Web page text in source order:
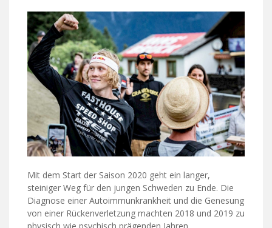
Mit dem Start der Saison 2020 geht ein langer,
steiniger Weg für den jungen Schweden zu Ende. Die
Diagnose einer Autoimmunkrankheit und die Genesung
von einer Rückenverletzung machten 2018 und 2019 zu
physisch wie psychisch prägenden Jahren.